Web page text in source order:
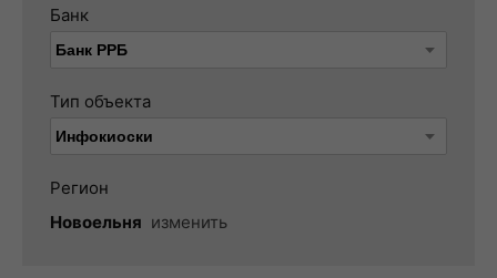
Банк
Тип объекта
Регион
Новоельня изменить